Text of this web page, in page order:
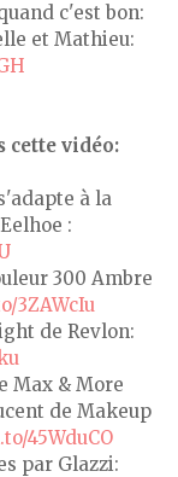
c'est bon:
et Mathieu:
cette vidéo:
à la
:
300 Ambre
3ZAWcIu
de Revlon:
Max & More
de Makeup
45WduCO
par Glazzi: